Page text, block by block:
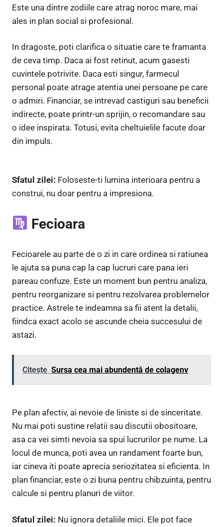
Este una dintre zodiile care atrag noroc mare, mai
ales in plan social si profesional.
In dragoste, poti clarifica o situatie care te framanta
de ceva timp. Daca ai fost retinut, acum gasesti
cuvintele potrivite. Daca esti singur, farmecul
personal poate atrage atentia unei persoane pe care
o admiri. Financiar, se intrevad castiguri sau beneficii
indirecte, poate printr-un sprijin, o recomandare sau
o idee inspirata. Totusi, evita cheltuielile facute doar
din impuls.
Sfatul zilei: Foloseste-ti lumina interioara pentru a
construi, nu doar pentru a impresiona.
Fecioara
Fecioarele au parte de o zi in care ordinea si ratiunea
le ajuta sa puna cap la cap lucruri care pana ieri
pareau confuze. Este un moment bun pentru analiza,
pentru reorganizare si pentru rezolvarea problemelor
practice. Astrele te indeamna sa fii atent la detalii,
fiindca exact acolo se ascunde cheia succesului de
astazi.
Citește Sursa cea mai abundentă de colagenv
Pe plan afectiv, ai nevoie de liniste si de sinceritate.
Nu mai poti sustine relatii sau discutii obositoare,
asa ca vei simti nevoia sa spui lucrurilor pe nume. La
locul de munca, poti avea un randament foarte bun,
iar cineva iti poate aprecia seriozitatea si eficienta. In
plan financiar, este o zi buna pentru chibzuinta, pentru
calcule si pentru planuri de viitor.
Sfatul zilei: Nu ignora detaliile mici. Ele pot face